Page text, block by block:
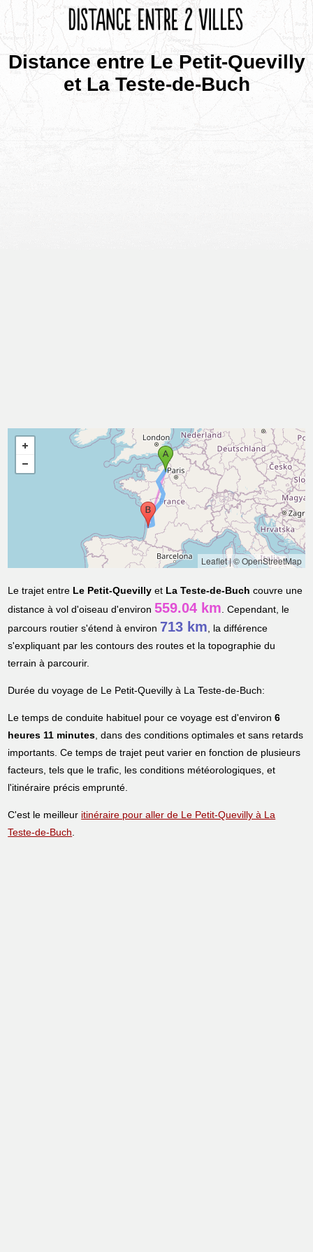
Distance entre Le Petit-Quevilly
et La Teste-de-Buch
Leaflet|© OpenStreetMap
Le trajet entre Le Petit-Quevilly et La Teste-de-Buch couvre une
distance à vol d'oiseau d'environ559.04 km. Cependant, le
parcours routier s'étend à environ 713 km, la différence
s'expliquant par les contours des routes et la topographie du
terrain à parcourir.
Durée du voyage de Le Petit-Quevilly à La Teste-de-Buch:
Le temps de conduite habituel pour ce voyage est d'environ6
heures 11 minutes, dans des conditions optimales et sans retards
importants. Ce temps de trajet peut varier en fonction de plusieurs
facteurs, tels que le trafic, les conditions météorologiques, et
l'itinéraire précis emprunté.
C'est le meilleur itinéraire pour aller de Le Petit-Quevilly à La
Teste-de-Buch.